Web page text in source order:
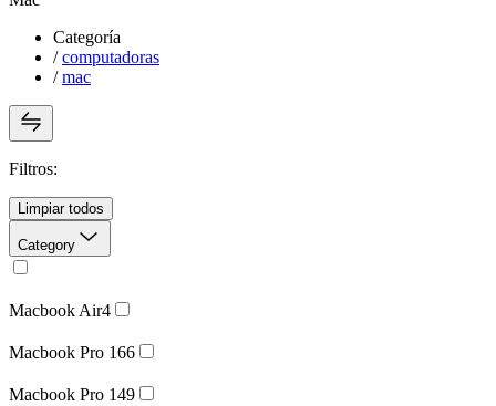
Categoría
/computadoras
/mac
Filtros:
Limpiar todos
Category
Macbook Air4
Macbook Pro 166
Macbook Pro 149